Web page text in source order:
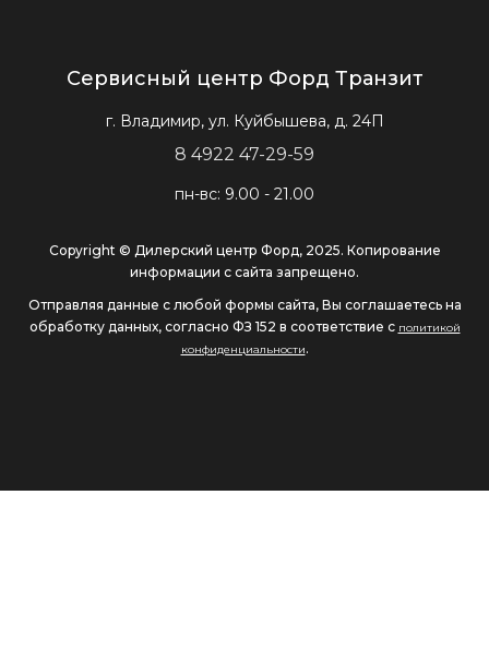
Сервисный центр Форд Транзит
г. Владимир, ул. Куйбышева, д. 24П
8 4922 47-29-59
пн-вс: 9.00 - 21.00
Copyright © Дилерский центр Форд, 2025. Копирование
информации с сайта запрещено.
Отправляя данные с любой формы сайта, Вы соглашаетесь на
обработку данных, согласно ФЗ 152 в соответствие с политикой
конфиденциальности.